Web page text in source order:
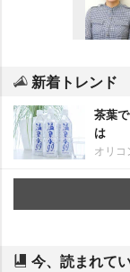
新着トレンド
茶葉
は
オリコ
今、読まれて